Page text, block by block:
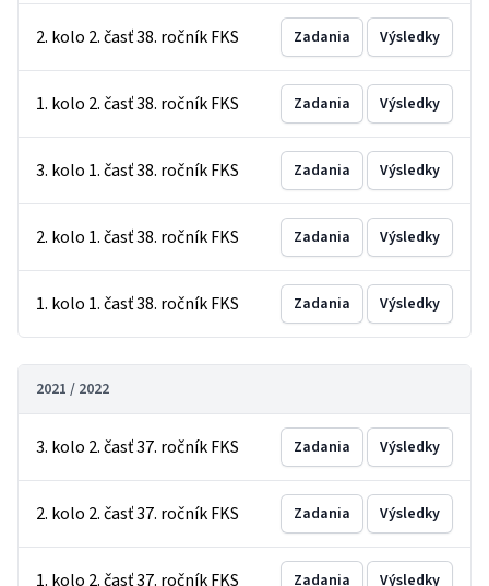
2. kolo 2. časť 38. ročník FKS Zadania Výsledky
1. kolo 2. časť 38. ročník FKS Zadania Výsledky
3. kolo 1. časť 38. ročník FKS Zadania Výsledky
2. kolo 1. časť 38. ročník FKS Zadania Výsledky
1. kolo 1. časť 38. ročník FKS Zadania Výsledky
2021 / 2022
3. kolo 2. časť 37. ročník FKS Zadania Výsledky
2. kolo 2. časť 37. ročník FKS Zadania Výsledky
1. kolo 2. časť 37. ročník FKS Zadania Výsledky